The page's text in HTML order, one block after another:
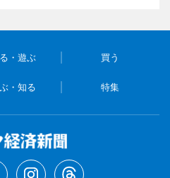
・遊ぶ 買う
・知る 特集